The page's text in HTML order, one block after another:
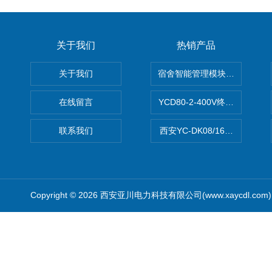
关于我们
关于我们
在线留言
联系我们
热销产品
宿舍智能管理模块DDEb2-20/
YCD80-2-400V终端电气综合
西安YC-DK08/16A智能照明
Copyright © 2026 西安亚川电力科技有限公司